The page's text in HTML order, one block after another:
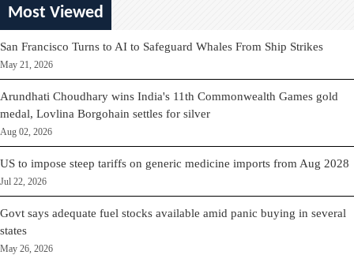
Most Viewed
San Francisco Turns to AI to Safeguard Whales From Ship Strikes
May 21, 2026
Arundhati Choudhary wins India's 11th Commonwealth Games gold
medal, Lovlina Borgohain settles for silver
Aug 02, 2026
US to impose steep tariffs on generic medicine imports from Aug 2028
Jul 22, 2026
Govt says adequate fuel stocks available amid panic buying in several
states
May 26, 2026